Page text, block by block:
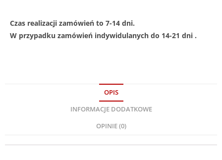
Czas realizacji zamówień to 7-14 dni.
W przypadku zamówień indywidulanych do 14-21 dni .
OPIS
INFORMACJE DODATKOWE
OPINIE (0)